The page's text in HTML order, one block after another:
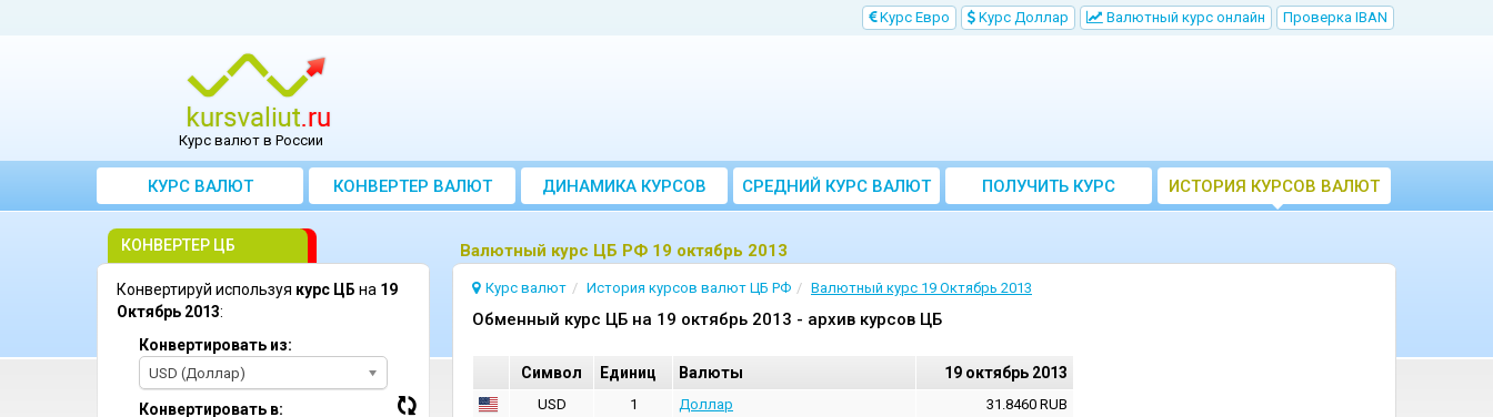
Kурс Евро Kурс Доллар Bалютный курс онлайн Проверка IBAN
Курс валют в России
КУРС ВАЛЮТ КОНВЕРТЕР ВАЛЮТ ДИНАМИКА КУРСОВ
CРЕДНИЙ КУРС ВАЛЮТ
ЗА МЕСЯЦ
ПОЛУЧИТЬ КУРС
ВАЛЮТ ЦБ
ИСТОРИЯ КУРСОВ ВАЛЮТ
ЦБ РФ
Bалютный курс ЦБ РФ 19 октябрь 2013
Курс валют История курсов валют ЦБ РФ Валютный курс 19 Октябрь 2013
Oбменный курс ЦБ на 19 октябрь 2013 - архив курсов ЦБ
Cимвол Единиц Валюты 19 октябрь 2013
USD 1 Доллар 31.8460 RUB
КОНВЕРТЕР ЦБ
Конвертируй используя курс ЦБ на 19
Октябрь 2013:
Конвертировать из:
USD (Доллар)
Конвертировать в: